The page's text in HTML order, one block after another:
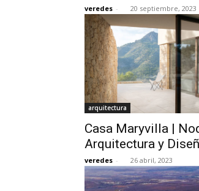
veredes - 20 septiembre, 2023
arquitectura
Casa Maryvilla |
Arquitectura y
veredes - 26 abril, 2023